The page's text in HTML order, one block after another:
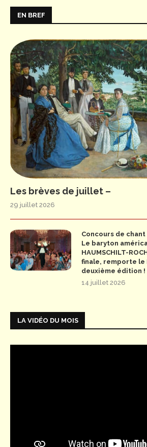
EN BREF
Les brèves de juillet –
29 juillet 2026
Concours de chant
Le baryton
HAUMSCHILT-
finale, remporte le
deuxième édition !
14 juillet 2026
LA VIDÉO DU MOIS